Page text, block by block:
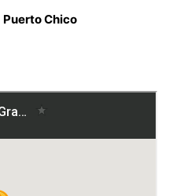
Puerto Chico